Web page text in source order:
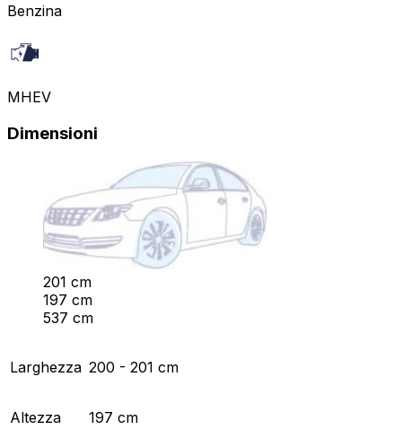
Benzina
MHEV
Dimensioni
201 cm
197 cm
537 cm
Larghezza 200 - 201 cm
Altezza 197 cm